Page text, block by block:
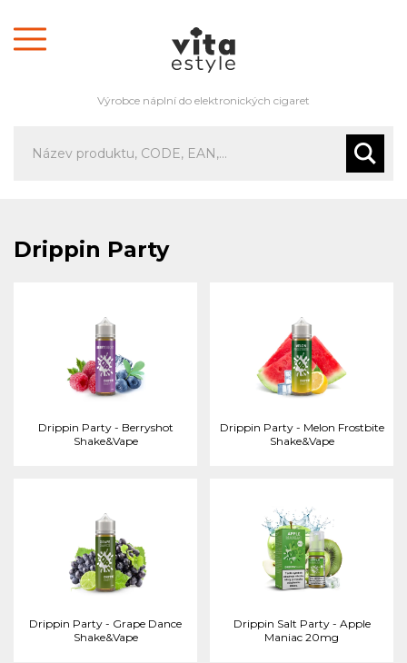
Výrobce náplní do elektronických cigaret
Drippin Party
Drippin Party - Berryshot
Shake&Vape
Drippin Party - Melon Frostbite
Shake&Vape
Drippin Party - Grape Dance
Shake&Vape
Drippin Salt Party - Apple
Maniac 20mg